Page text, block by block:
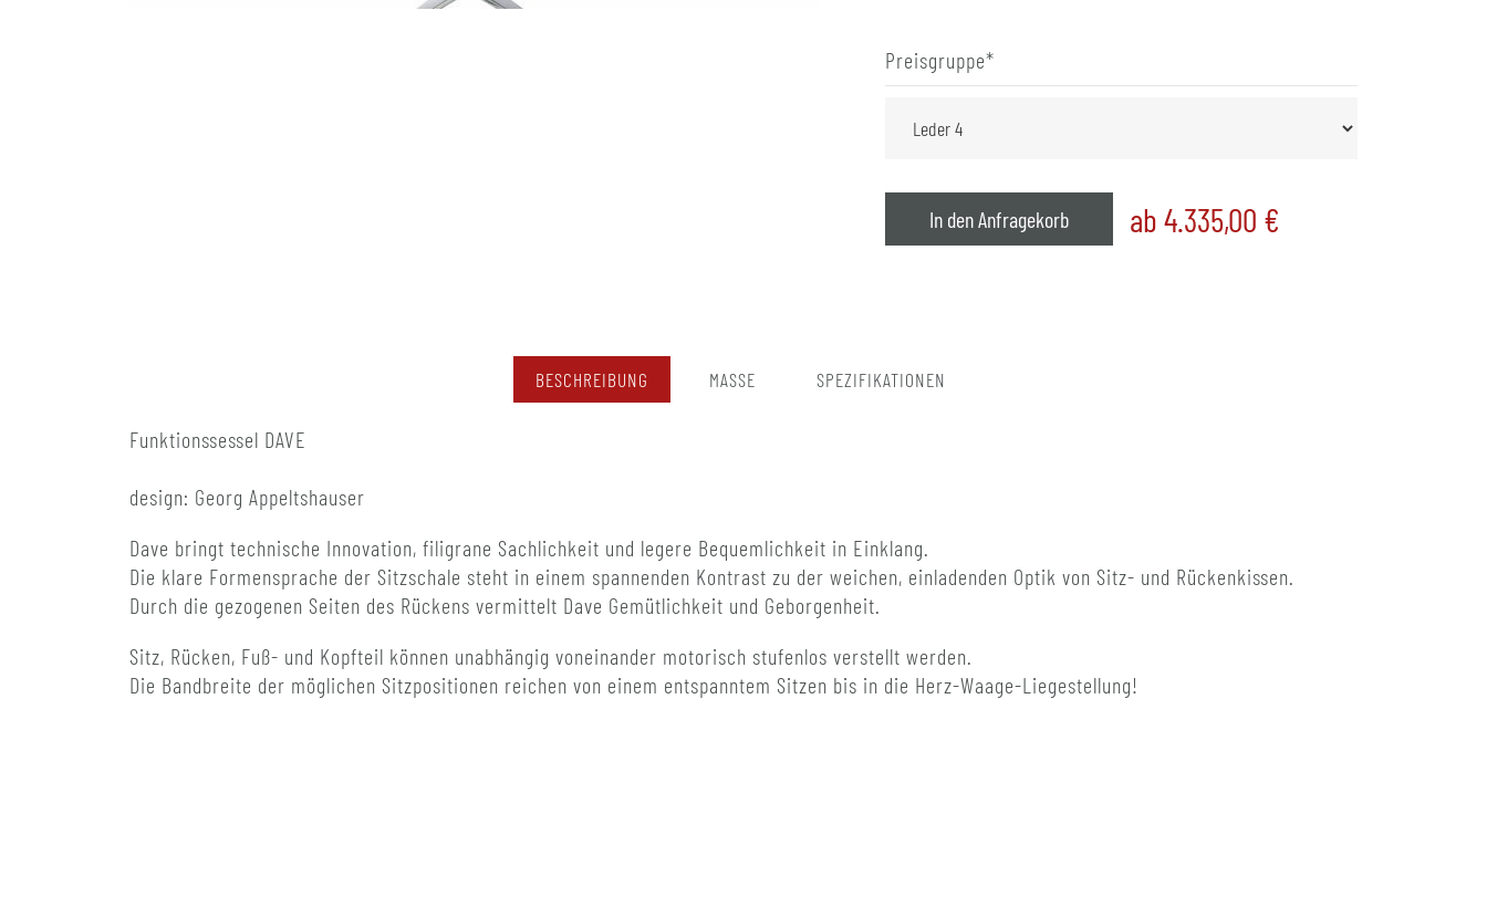
Preisgruppe*
In den Anfragekorb ab 4.335,00 €
BESCHREIBUNG MASSE SPEZIFIKATIONEN
Funktionssessel DAVE
design: Georg Appeltshauser
Dave bringt technische Innovation, filigrane Sachlichkeit und legere Bequemlichkeit in Einklang.
Die klare Formensprache der Sitzschale steht in einem spannenden Kontrast zu der weichen, einladenden Optik von Sitz- und Rückenkissen.
Durch die gezogenen Seiten des Rückens vermittelt Dave Gemütlichkeit und Geborgenheit.
Sitz, Rücken, Fuß- und Kopfteil können unabhängig voneinander motorisch stufenlos verstellt werden.
Die Bandbreite der möglichen Sitzpositionen reichen von einem entspanntem Sitzen bis in die Herz-Waage-Liegestellung!